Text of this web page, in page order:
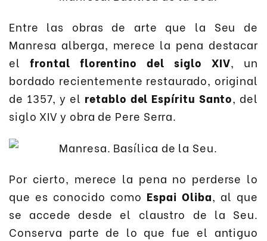
Entre las obras de arte que la Seu de
Manresa alberga, merece la pena destacar
elfrontal florentino del siglo XIV, un
bordado recientemente restaurado, original
de 1357, y el retablo del Espíritu Santo, del
siglo XIV y obra de Pere Serra.
Por cierto, merece la pena no perderse lo
que es conocido como Espai Oliba, al que
se accede desde el claustro de la Seu.
Conserva parte de lo que fue el antiguo